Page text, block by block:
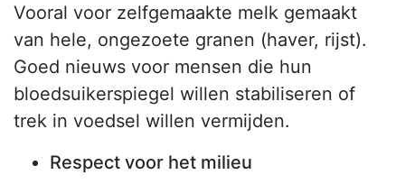
Vooral voor zelfgemaakte melk gemaakt
van hele, ongezoete granen (haver, rijst).
Goed nieuws voor mensen die hun
bloedsuikerspiegel willen stabiliseren of
trek in voedsel willen vermijden.
Respect voor het milieu